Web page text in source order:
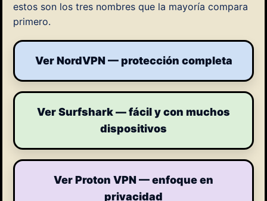
estos son los tres nombres que la mayoría compara
primero.
Ver NordVPN — protección completa
Ver Surfshark — fácil y con muchos
dispositivos
Ver Proton VPN — enfoque en
privacidad